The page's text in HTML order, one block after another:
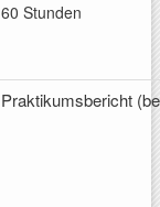
60 Stunden
Praktikumsbericht